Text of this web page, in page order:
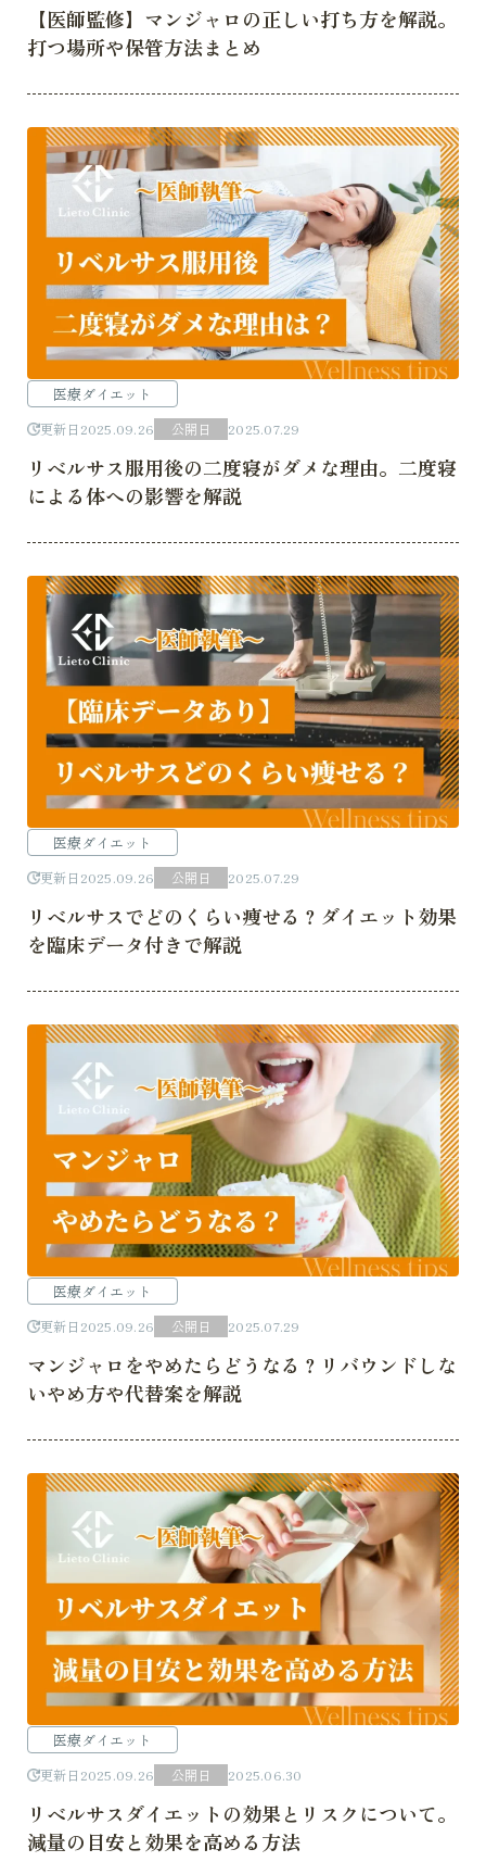
【医師監修】マンジャロの正しい打ち方を解説。
打つ場所や保管方法まとめ
医療ダイエット
更新日 2025.09.26 公開日 2025.07.29
リベルサス服用後の二度寝がダメな理由。二度寝
による体への影響を解説
医療ダイエット
更新日 2025.09.26 公開日 2025.07.29
リベルサスでどのくらい痩せる？ダイエット効果
を臨床データ付きで解説
医療ダイエット
更新日 2025.09.26 公開日 2025.07.29
マンジャロをやめたらどうなる？リバウンドしな
いやめ方や代替案を解説
医療ダイエット
更新日 2025.09.26 公開日 2025.06.30
リベルサスダイエットの効果とリスクについて。
減量の目安と効果を高める方法